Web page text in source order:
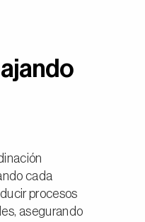
cada
procesos
asegurando